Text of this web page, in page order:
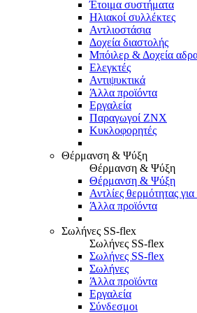
Έτοιμα συστήματα
Ηλιακοί συλλέκτες
Αντλιοστάσια
Δοχεία διαστολής
Μπόιλερ & Δοχεία
Ελεγκτές
Αντιψυκτικά
Άλλα προϊόντα
Εργαλεία
Παραγωγοί ΖΝΧ
Κυκλοφορητές
Θέρμανση & Ψύξη
Θέρμανση & Ψύξη
Θέρμανση & Ψύξη
Αντλίες θερμότητας για
Άλλα προϊόντα
Σωλήνες SS-flex
Σωλήνες SS-flex
Σωλήνες SS-flex
Σωλήνες
Άλλα προϊόντα
Εργαλεία
Σύνδεσμοι